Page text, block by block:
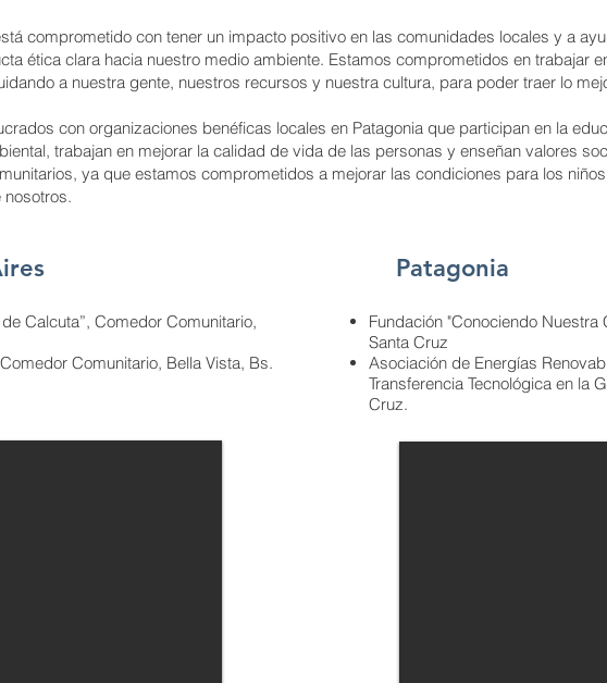
comprometido con tener un impacto positivo en las comunidades locales y a
ética clara hacia nuestro medio ambiente. Estamos comprometidos en trabajar
a nuestra gente, nuestros recursos y nuestra cultura, para poder traer lo
con organizaciones benéficas locales en Patagonia que participan en la
trabajan en mejorar la calidad de vida de las personas y enseñan valores
ya que estamos comprometidos a mejorar las condiciones para los
Calcuta”, Comedor Comunitario,
Comunitario, Bella Vista, Bs.
Patagonia
Fundación "Conociendo
Santa Cruz
Asociación de Energías
Transferencia Tecnológica en la
Cruz.